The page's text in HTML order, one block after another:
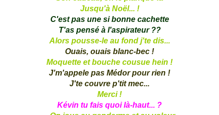
Jusqu'à Noël... !
C'est pas une si bonne cachette
T'as pensé à l'aspirateur ??
Alors pousse-le au fond j'te dis...
Ouais, ouais blanc-bec !
Moquette et bouche cousue hein !
J'm'appele pas Médor pour rien !
J'te couvre p'tit mec...
Merci !
Kévin tu fais quoi là-haut... ?